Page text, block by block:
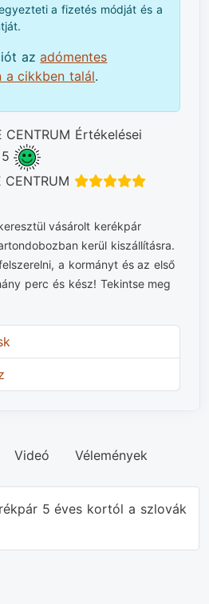
a fizetés módját és a
azadómentes
a cikkben talál.
Értékelései
5
CENTRUM
vásárolt kerékpár
kerül kiszállításra.
a kormányt és az első
perc és kész! Tekintse meg
Videó Vélemények
5 éves kortól a szlovák